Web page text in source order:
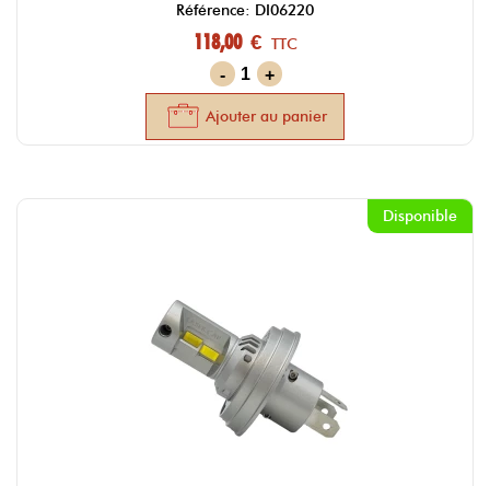
Référence: DI06220
118,00 € TTC
-
+
Ajouter au panier
Disponible